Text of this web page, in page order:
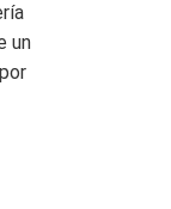
un